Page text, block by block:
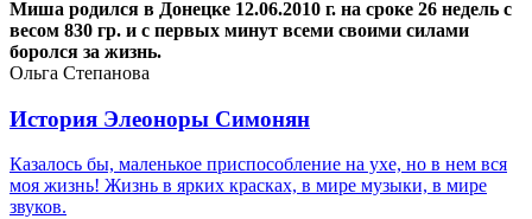
Миша родился в Донецке 12.06.2010 г. на сроке 26 недель с
весом 830 гр. и с первых минут всеми своими силами
боролся за жизнь.
Ольга Степанова
История Элеоноры Симонян
Казалось бы, маленькое приспособление на ухе, но в нем вся
моя жизнь! Жизнь в ярких красках, в мире музыки, в мире
звуков.